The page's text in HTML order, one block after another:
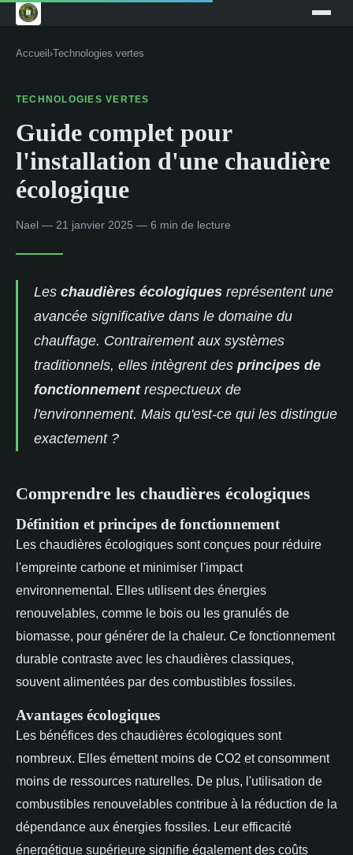
Accueil ›Technologies vertes
TECHNOLOGIES VERTES
Guide complet pour
l'installation d'une chaudière
écologique
Nael — 21 janvier 2025 — 6 min de lecture
Les chaudières écologiques représentent une
avancée significative dans le domaine du
chauffage. Contrairement aux systèmes
traditionnels, elles intègrent des principes de
fonctionnementrespectueux de
l'environnement. Mais qu'est-ce qui les distingue
exactement ?
Comprendre les chaudières écologiques
Définition et principes de fonctionnement
Les chaudières écologiques sont conçues pour réduire
l'empreinte carbone et minimiser l'impact
environnemental. Elles utilisent des énergies
renouvelables, comme le bois ou les granulés de
biomasse, pour générer de la chaleur. Ce fonctionnement
durable contraste avec les chaudières classiques,
souvent alimentées par des combustibles fossiles.
Avantages écologiques
Les bénéfices des chaudières écologiques sont
nombreux. Elles émettent moins de CO2 et consomment
moins de ressources naturelles. De plus, l'utilisation de
combustibles renouvelables contribue à la réduction de la
dépendance aux énergies fossiles. Leur efficacité
énergétique supérieure signifie également des coûts